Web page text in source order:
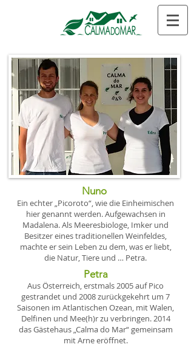
Nuno
Ein echter „Picoroto“, wie die Einheimischen
hier genannt werden. Aufgewachsen in
Madalena. Als Meeresbiologe, Imker und
Besitzer eines traditionellen Weinfeldes,
machte er sein Leben zu dem, was er liebt,
die Natur, Tiere und … Petra.
Petra
Aus Österreich, erstmals 2005 auf Pico
gestrandet und 2008 zurückgekehrt um 7
Saisonen im Atlantischen Ozean, mit Walen,
Delfinen und Mee(h)r zu verbringen. 2014
das Gästehaus „Calma do Mar“ gemeinsam
mit Arne eröffnet.